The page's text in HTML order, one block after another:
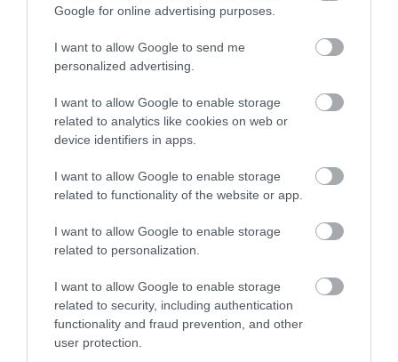
Google for online advertising purposes.
I want to allow Google to send me
personalized advertising.
I want to allow Google to enable storage
related to analytics like cookies on web or
device identifiers in apps.
I want to allow Google to enable storage
related to functionality of the website or app.
I want to allow Google to enable storage
related to personalization.
I want to allow Google to enable storage
related to security, including authentication
functionality and fraud prevention, and other
user protection.
GAZDASÁG
Magyar Péter a közmédiában: 12 pont az új
kormány gazdasági terveiről
van a 240 oldalas programjában is - jelentette ki az országgyűlési
választáson győztes Tisza Párt miniszterelnök-jelöltje, Magyar